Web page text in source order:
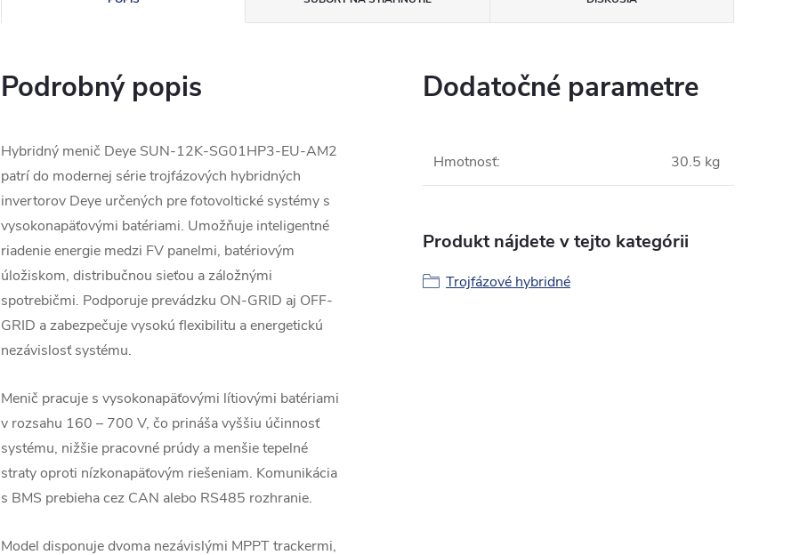
Podrobný popis
Hybridný menič Deye SUN-12K-SG01HP3-EU-AM2
patrí do modernej série trojfázových hybridných
invertorov Deye určených pre fotovoltické systémy s
vysokonapäťovými batériami. Umožňuje inteligentné
riadenie energie medzi FV panelmi, batériovým
úložiskom, distribučnou sieťou a záložnými
spotrebičmi. Podporuje prevádzku ON-GRID aj OFF-
GRID a zabezpečuje vysokú flexibilitu a energetickú
nezávislosť systému.
Menič pracuje s vysokonapäťovými lítiovými batériami
v rozsahu 160 – 700 V, čo prináša vyššiu účinnosť
systému, nižšie pracovné prúdy a menšie tepelné
straty oproti nízkonapäťovým riešeniam. Komunikácia
s BMS prebieha cez CAN alebo RS485 rozhranie.
Model disponuje dvoma nezávislými MPPT trackermi,
Dodatočné parametre
Hmotnosť: 30.5 kg
Produkt nájdete v tejto kategórii
Trojfázové hybridné